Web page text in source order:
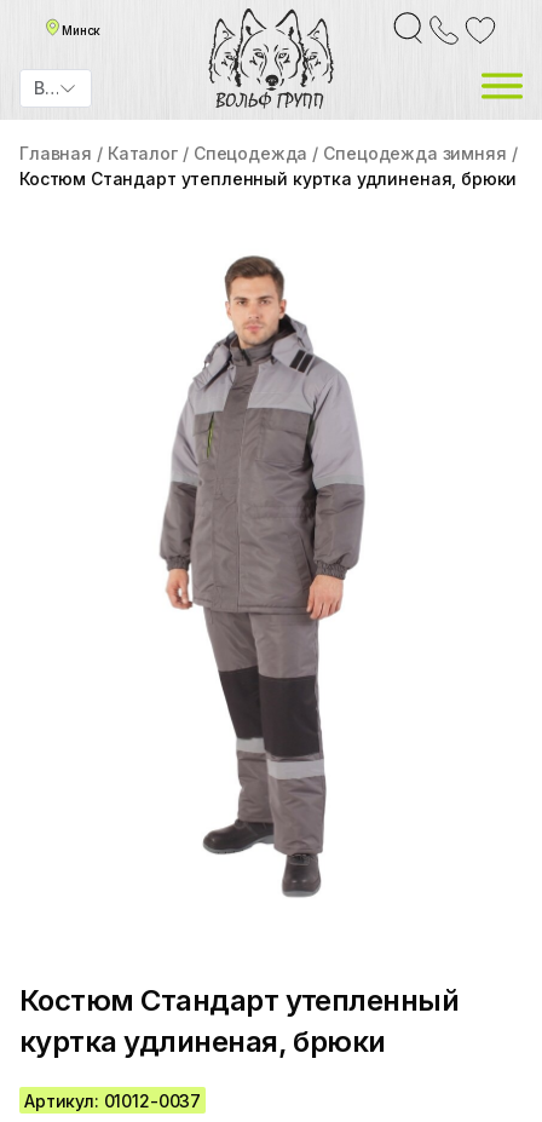
Минск
BYN
Главная Каталог Спецодежда
Спецодежда зимняя
Костюм Стандарт утепленный куртка удлиненая, брюки
Костюм Стандарт утепленный
куртка удлиненая, брюки
Артикул: 01012-0037